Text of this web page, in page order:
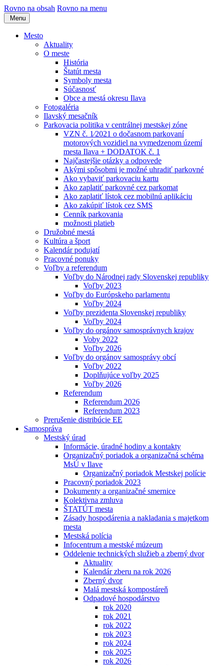
Rovno na obsah Rovno na menu
Menu
Mesto
Aktuality
O meste
História
Štatút mesta
Symboly mesta
Súčasnosť
Obce a mestá okresu Ilava
Fotogaléria
Ilavský mesačník
Parkovacia politika v centrálnej mestskej zóne
VZN č. 1⁄2021 o dočasnom parkovaní
motorových vozidiel na vymedzenom území
mesta Ilava + DODATOK č. 1
Najčastejšie otázky a odpovede
Akými spôsobmi je možné uhradiť parkovné
Ako vybaviť parkovaciu kartu
Ako zaplatiť parkovné cez parkomat
Ako zaplatiť lístok cez mobilnú aplikáciu
Ako zakúpiť lístok cez SMS
Cenník parkovania
možnosti platieb
Družobné mestá
Kultúra a šport
Kalendár podujatí
Pracovné ponuky
Voľby a referendum
Voľby do Národnej rady Slovenskej republiky
Voľby 2023
Voľby do Európskeho parlamentu
Voľby 2024
Voľby prezidenta Slovenskej republiky
Voľby 2024
Voľby do orgánov samosprávnych krajov
Voby 2022
Voľby 2026
Voľby do orgánov samosprávy obcí
Voľby 2022
Doplňujúce voľby 2025
Voľby 2026
Referendum
Referendum 2026
Referendum 2023
Prerušenie distribúcie EE
Samospráva
Mestský úrad
Informácie, úradné hodiny a kontakty
Organizačný poriadok a organizačná schéma
MsÚ v Ilave
Organizačný poriadok Mestskej polície
Pracovný poriadok 2023
Dokumenty a organizačné smernice
Kolektivna zmluva
ŠTATÚT mesta
Zásady hospodárenia a nakladania s majetkom
mesta
Mestská polícia
Infocentrum a mestské múzeum
Oddelenie technických služieb a zberný dvor
Aktuality
Kalendár zberu na rok 2026
Zberný dvor
Malá mestská kompostáreň
Odpadové hospodárstvo
rok 2020
rok 2021
rok 2022
rok 2023
rok 2024
rok 2025
rok 2026